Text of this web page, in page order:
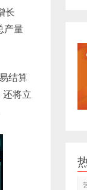
长
产量
结算
将立